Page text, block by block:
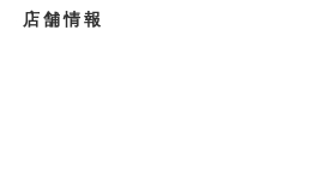
店舗情報